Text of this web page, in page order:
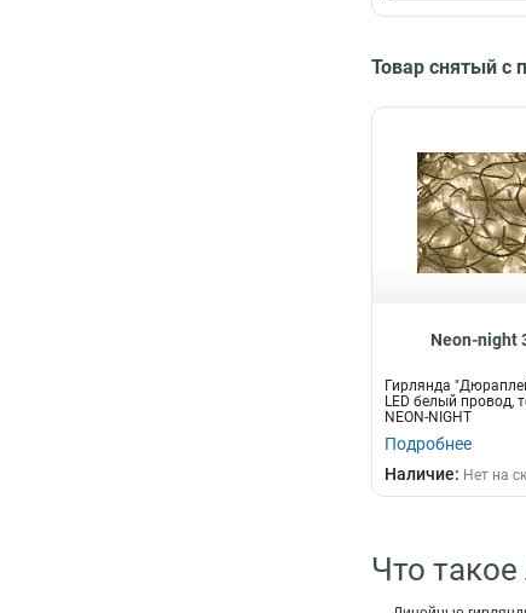
Товар снятый с
Neon-night
Гирлянда
LED белый провод,
NEON-NIGHT
Подробнее
Наличие: Нет на
Что